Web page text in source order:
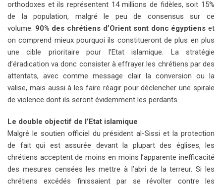
orthodoxes et ils représentent 14 millions de fidèles, soit 15%
de la population, malgré le peu de consensus sur ce
volume. 90% des chrétiens d’Orient sont donc égyptiens et
on comprend mieux pourquoi ils constitueront de plus en plus
une cible prioritaire pour l’Etat islamique. La stratégie
d’éradication va donc consister à effrayer les chrétiens par des
attentats, avec comme message clair la conversion ou la
valise, mais aussi à les faire réagir pour déclencher une spirale
de violence dont ils seront évidemment les perdants.
Le double objectif de l’Etat islamique
Malgré le soutien officiel du président al-Sissi et la protection
de fait qui est assurée devant la plupart des églises, les
chrétiens acceptent de moins en moins l’apparente inefficacité
des mesures censées les mettre à l’abri de la terreur. Si les
chrétiens excédés finissaient par se révolter contre les